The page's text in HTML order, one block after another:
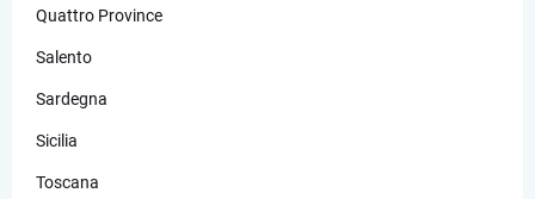
Quattro Province
Salento
Sardegna
Sicilia
Toscana